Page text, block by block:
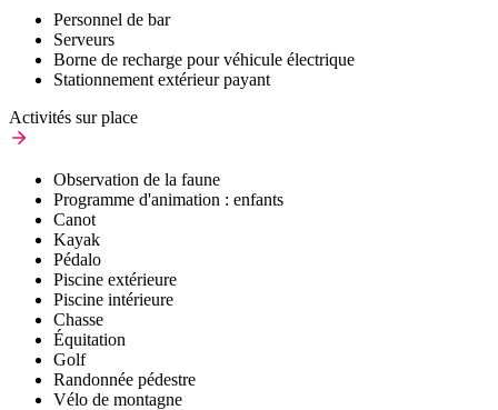
Personnel de bar
Serveurs
Borne de recharge pour véhicule électrique
Stationnement extérieur payant
Activités sur place
Observation de la faune
Programme d'animation : enfants
Canot
Kayak
Pédalo
Piscine extérieure
Piscine intérieure
Chasse
Équitation
Golf
Randonnée pédestre
Vélo de montagne